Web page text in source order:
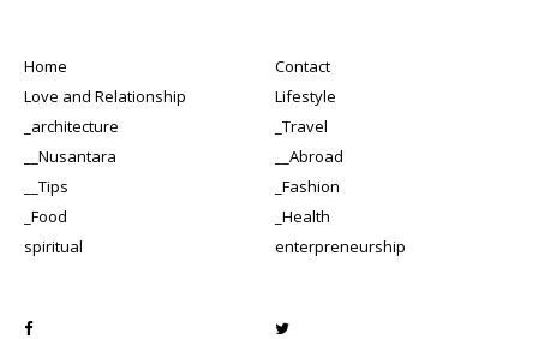
Home
Contact
Love and Relationship
Lifestyle
_architecture
_Travel
__Nusantara
__Abroad
__Tips
_Fashion
_Food
_Health
spiritual
enterpreneurship